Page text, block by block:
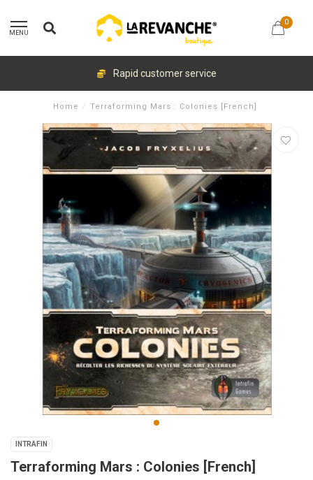
MENU
0
Rapid customer service
Home / Terraforming Mars : Colonies [French]
INTRAFIN
Terraforming Mars : Colonies [French]